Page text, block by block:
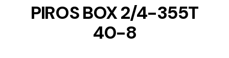
PIROS BOX 2/4-355T
40-8